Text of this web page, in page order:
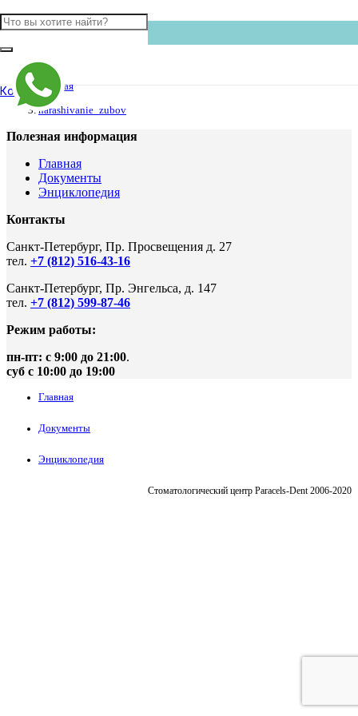
КонтактыГлавная
narashivanie_zubov
Полезная информация
Главная
Документы
Энциклопедия
Контакты
Санкт-Петербург, Пр. Просвещения д. 27
тел. +7 (812) 516-43-16
Санкт-Петербург, Пр. Энгельса, д. 147
тел. +7 (812) 599-87-46
Режим работы:
пн-пт: с 9:00 до 21:00.
суб с 10:00 до 19:00
Главная
Документы
Энциклопедия
Стоматологический центр Paracels-Dent 2006-2020